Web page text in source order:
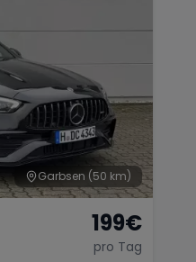
Garbsen (50 km)
199€
pro Tag